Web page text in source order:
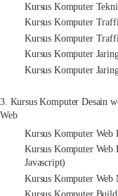
Kursus Komputer
Kursus Komputer
Kursus Komputer
Kursus Komputer
Kursus Komputer
3. Kursus Komputer Desain
Web
Kursus Komputer Web
Kursus Komputer Web
Javascript)
Kursus Komputer Web